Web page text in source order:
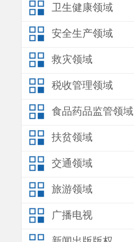
卫生健康领域
安全生产领域
救灾领域
税收管理领域
食品药品监管领域
扶贫领域
交通领域
旅游领域
广播电视